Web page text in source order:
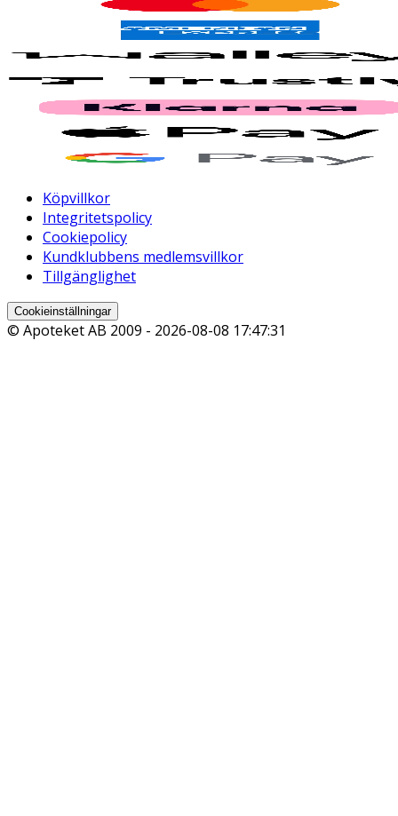
Köpvillkor
Integritetspolicy
Cookiepolicy
Kundklubbens medlemsvillkor
Tillgänglighet
Cookieinställningar
© Apoteket AB 2009 - 2026-08-08 17:47:31